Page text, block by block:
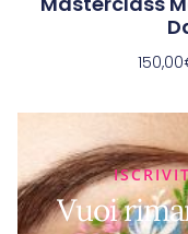
150,00
Vuoi